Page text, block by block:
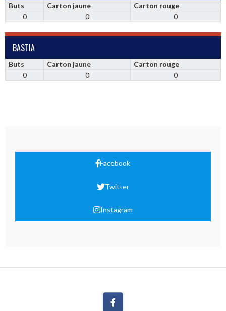
Buts Carton jaune
Carton rouge
0
0 0
BASTIA
Buts Carton jaune
Carton rouge
0
0 0
Facebook
Twitter
Instagram